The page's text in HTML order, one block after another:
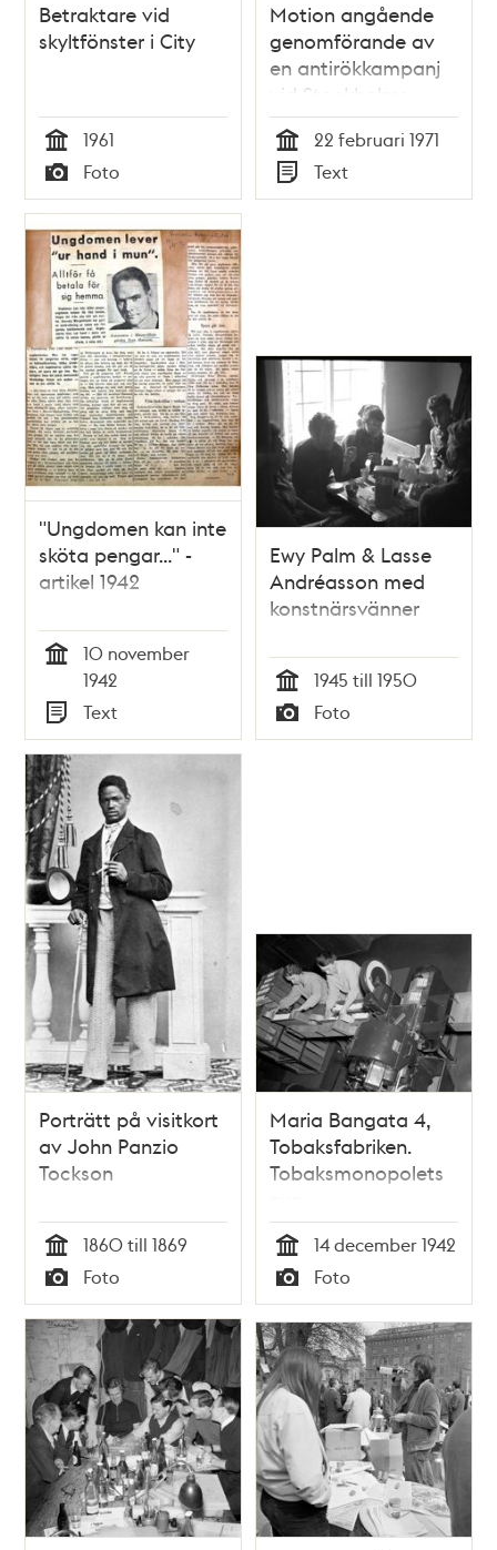
Betraktare vid
skyltfönster i City
Tid
1961
Typ
Foto
Motion angående
genomförande av
en antirökkampanj
vid Stockholms
skolor -
Stadsfullmäktige
1971
Tid
22 februari 1971
Typ
Text
"Ungdomen kan inte
sköta pengar..." -
artikel 1942
10 november
1942
Typ
Text
Ewy Palm & Lasse
Andréasson med
konstnärsvänner
Tid
1945 till 1950
Typ
Foto
Porträtt på visitkort
av John Panzio
Tockson
Tid
1860 till 1869
Typ
Foto
Maria Bangata 4,
Tobaksfabriken.
Tobaksmonopolets
cigarettillverkning
Tid
14 december 1942
Typ
Foto